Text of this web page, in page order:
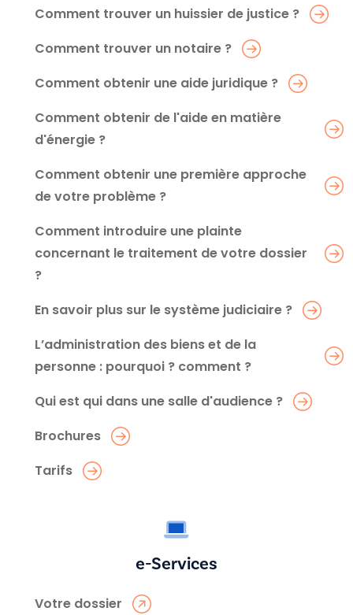
Comment trouver un huissier de justice ?
Comment trouver un notaire ?
Comment obtenir une aide juridique ?
Comment obtenir de l'aide en matière
d'énergie ?
Comment obtenir une première approche
de votre problème ?
Comment introduire une plainte
concernant le traitement de votre dossier
?
En savoir plus sur le système judiciaire ?
L’administration des biens et de la
personne : pourquoi ? comment ?
Qui est qui dans une salle d'audience ?
Brochures
Tarifs
e-Services
Votre dossier